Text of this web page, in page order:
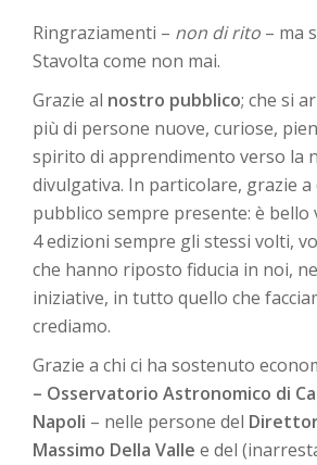
Ringraziamenti – non di rito – ma
Stavolta come non mai.
Grazie al nostro pubblico; che si
più di persone nuove, curiose,
spirito di apprendimento verso la
divulgativa. In particolare, grazie
pubblico sempre presente: è bello
4 edizioni sempre gli stessi volti,
che hanno riposto fiducia in noi,
iniziative, in tutto quello che
crediamo.
Grazie a chi ci ha sostenuto
– Osservatorio Astronomico di
Napoli – nelle persone del
Massimo Della Valle e del